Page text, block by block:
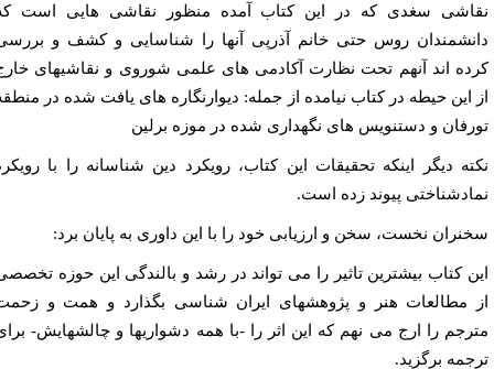
سغدی که در این کتاب آمده منظور نقاشی هایی است که
روس حتی خانم آذرپی آنها را شناسایی و کشف و بررسی
اند آنهم تحت نظارت آکادمی های علمی شوروی و نقاشیهای خارج
این حیطه در کتاب نیامده از جمله: دیوارنگاره های یافت شده در منطقه
و دستنویس های نگهداری شده در موزه برلین
دیگر اینکه تحقیقات این کتاب، رویکرد دین شناسانه را با رویکرد
پیوند زده است.
نخست، سخن و ارزیابی خود را با این داوری به پایان برد:
کتاب بیشترین تاثیر را می تواند در رشد و بالندگی این حوزه تخصصی
مطالعات هنر و پژوهشهای ایران شناسی بگذارد و همت و زحمت
را ارج می نهم که این اثر را -با همه دشواریها و چالشهایش- برای
برگزید.